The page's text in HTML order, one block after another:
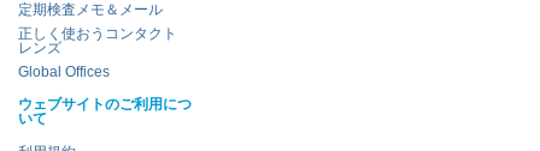
定期検査メモ＆メール
正しく使おうコンタクト
レンズ
Global Offices
ウェブサイトのご利用につ
いて